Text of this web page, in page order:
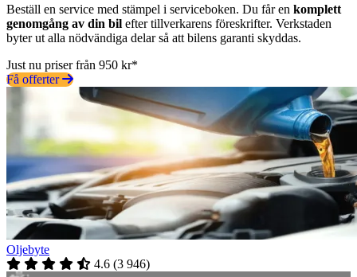
Beställ en service med stämpel i serviceboken. Du får en komplett
genomgång av din bil efter tillverkarens föreskrifter. Verkstaden
byter ut alla nödvändiga delar så att bilens garanti skyddas.
Just nu priser från 950 kr*
Få offerter
Oljebyte
4.6 (3 946)